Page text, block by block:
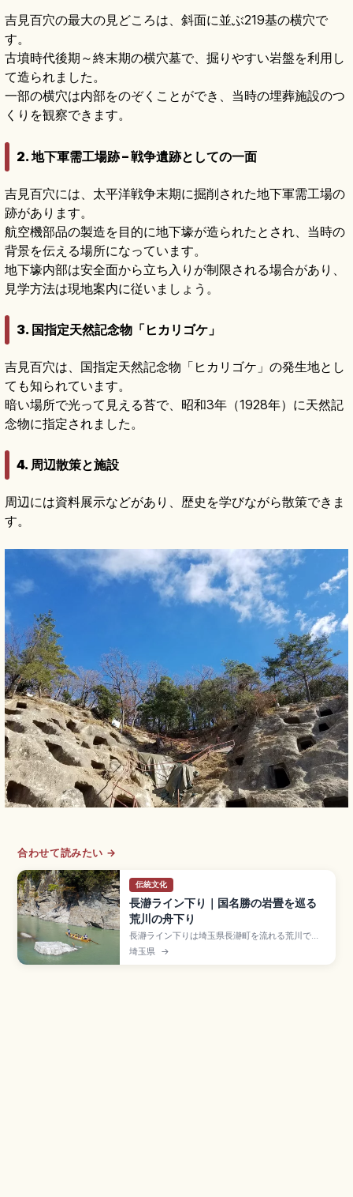
吉見百穴の最大の見どころは、斜面に並ぶ219基の横穴で
す。
古墳時代後期～終末期の横穴墓で、掘りやすい岩盤を利用し
て造られました。
一部の横穴は内部をのぞくことができ、当時の埋葬施設のつ
くりを観察できます。
2. 地下軍需工場跡 – 戦争遺跡としての一面
吉見百穴には、太平洋戦争末期に掘削された地下軍需工場の
跡があります。
航空機部品の製造を目的に地下壕が造られたとされ、当時の
背景を伝える場所になっています。
地下壕内部は安全面から立ち入りが制限される場合があり、
見学方法は現地案内に従いましょう。
3. 国指定天然記念物「ヒカリゴケ」
吉見百穴は、国指定天然記念物「ヒカリゴケ」の発生地とし
ても知られています。
暗い場所で光って見える苔で、昭和3年（1928年）に天然記
念物に指定されました。
4. 周辺散策と施設
周辺には資料展示などがあり、歴史を学びながら散策できま
す。
合わせて読みたい →
伝統文化
長瀞ライン下り｜国名勝の岩畳を巡る
荒川の舟下り
長瀞ライン下りは埼玉県長瀞町を流れる荒川で行
われる人気アクティビティで、国の名勝・天然記
念物の岩畳(約500m)を楽しむ約3km・約20分の
埼玉県 →